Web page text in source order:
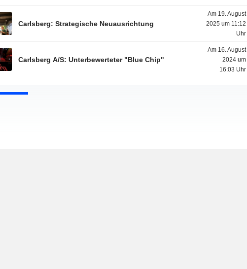
Carlsberg: Strategische Neuausrichtung
Am 19. August
2025 um 11:12
Uhr
Carlsberg A/S: Unterbewerteter "Blue Chip"
Am 16. August
2024 um
16:03 Uhr